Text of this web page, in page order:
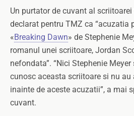
Un purtator de cuvant al scriitoarei
declarat pentru TMZ ca “acuzatia
«Breaking Dawn» de Stephenie
romanul unei scriitoare, Jordan
nefondata”. “Nici Stephenie
cunosc aceasta scriitoare si nu au
inainte de aceste acuzatii”, a mai
cuvant.